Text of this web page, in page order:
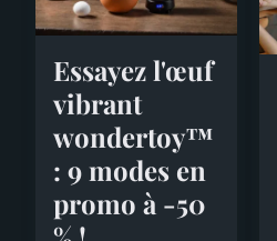
Essayez l'œuf
vibrant
wondertoy™
: 9 modes en
promo à -50